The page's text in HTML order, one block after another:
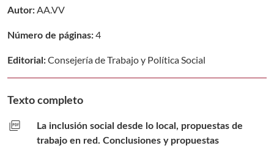
Autor:AA.VV
Número de páginas:4
Editorial:Consejería de Trabajo y Política Social
Texto completo
picture_as_pdf
La inclusión social desde lo local, propuestas de
trabajo en red. Conclusiones y propuestas